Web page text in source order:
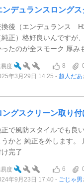
ンデュランスロング
換後（エンデュランス
純正）格好良いんですが
ったのが全スモーク 厚み
度 8
年3月29日 14:25
超人だあ
ングスクリーン取り付
正で風防スタイルでも良
うかと 純正を外します
完了
度 6
年9月23日 17:40
ごじゃ男